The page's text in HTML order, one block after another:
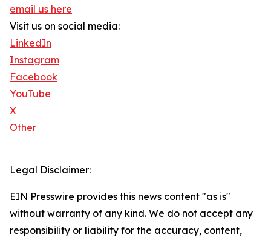
email us here
Visit us on social media:
LinkedIn
Instagram
Facebook
YouTube
X
Other
Legal Disclaimer:
EIN Presswire provides this news content "as is"
without warranty of any kind. We do not accept any
responsibility or liability for the accuracy, content,